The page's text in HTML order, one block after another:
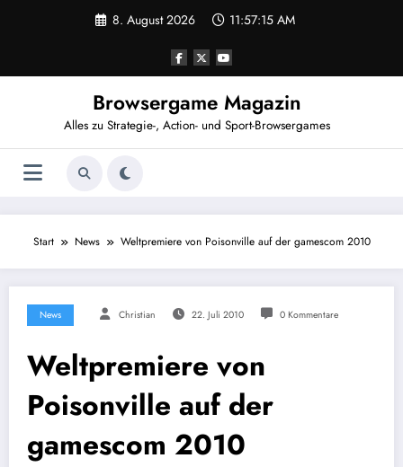
8. August 2026 11:57:16 AM
Browsergame Magazin
Alles zu Strategie-, Action- und Sport-Browsergames
Start News Weltpremiere von Poisonville auf der gamescom 2010
News Christian 22. Juli 2010 0 Kommentare
Weltpremiere von
Poisonville auf der
gamescom 2010